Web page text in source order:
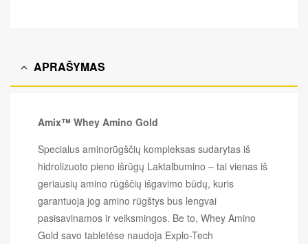
APRAŠYMAS
Amix™ Whey Amino Gold
Specialus aminorūgščių kompleksas sudarytas iš
hidrolizuoto pieno išrūgų Laktalbumino – tai vienas iš
geriausių amino rūgščių išgavimo būdų, kuris
garantuoja jog amino rūgštys bus lengvai
pasisavinamos ir veiksmingos. Be to, Whey Amino
Gold savo tabletėse naudoja Explo-Tech